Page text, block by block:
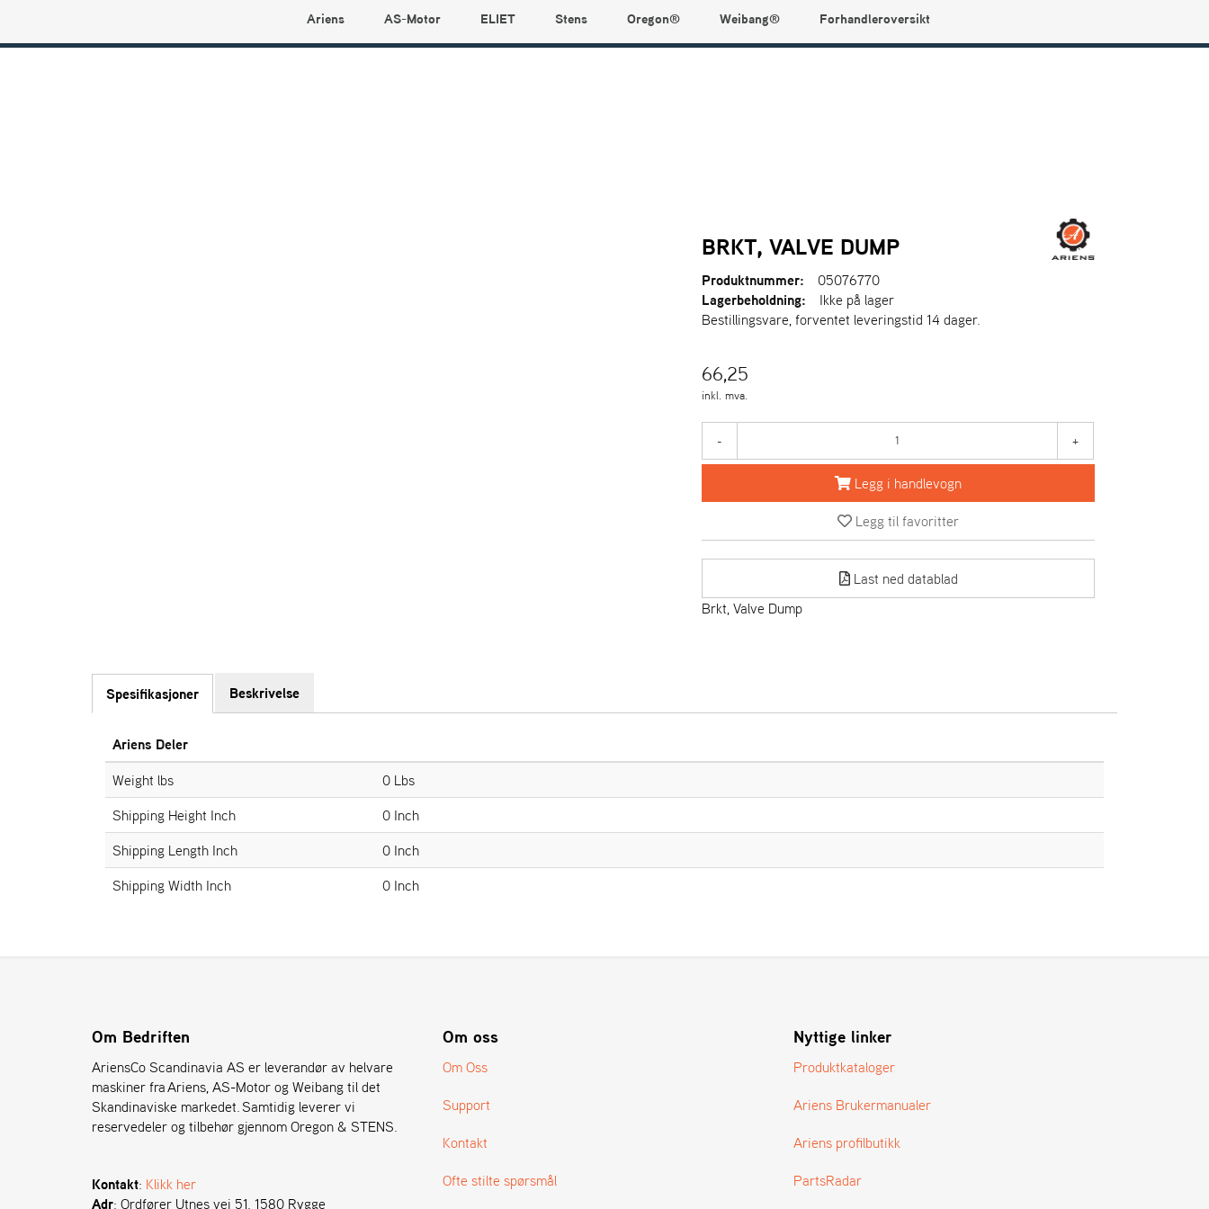
Min side
Ariens AS-Motor ELIET Stens Oregon® Weibang® Forhandleroversikt
BRKT, VALVE DUMP
Produktnummer:
05076770
Lagerbeholdning:
Ikke på lager
Bestillingsvare, forventet leveringstid 14 dager.
66,25
inkl. mva.
- +
Legg i handlevogn
Legg til favoritter
Last ned datablad
Brkt, Valve Dump
Spesifikasjoner Beskrivelse
Ariens Deler
Weight lbs
0 Lbs
Shipping Height Inch
0 Inch
Shipping Length Inch
0 Inch
Shipping Width Inch
0 Inch
Om Bedriften
AriensCo Scandinavia AS er leverandør av helvare
maskiner fra Ariens, AS-Motor og Weibang til det
Skandinaviske markedet. Samtidig leverer vi
reservedeler og tilbehør gjennom Oregon & STENS.
Kontakt: Klikk her
Adr: Ordfører Utnes vei 51. 1580 Rygge
Om oss
Om Oss
Support
Kontakt
Ofte stilte spørsmål
Nyttige linker
Produktkataloger
Ariens Brukermanualer
Ariens profilbutikk
PartsRadar